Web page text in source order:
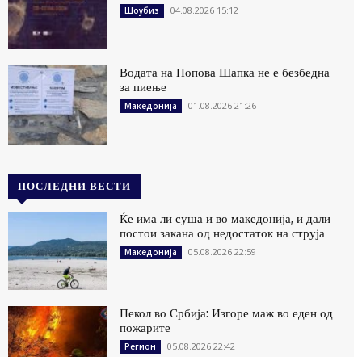
Шоубиз 04.08.2026 15:12
Водата на Попова Шапка не е безбедна
за пиење
Македонија 01.08.2026 21:26
ПОСЛЕДНИ ВЕСТИ
Ќе има ли суша и во македонија, и дали
постои закана од недостаток на струја
Македонија 05.08.2026 22:59
Пекол во Србија: Изгоре маж во еден од
пожарите
Регион 05.08.2026 22:42